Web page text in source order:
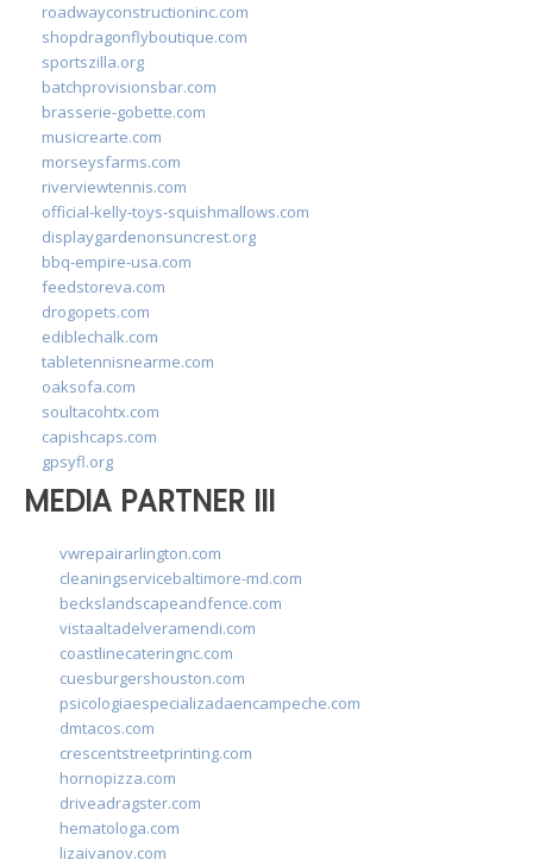
roadwayconstructioninc.com
shopdragonflyboutique.com
sportszilla.org
batchprovisionsbar.com
brasserie-gobette.com
musicrearte.com
morseysfarms.com
riverviewtennis.com
official-kelly-toys-squishmallows.com
displaygardenonsuncrest.org
bbq-empire-usa.com
feedstoreva.com
drogopets.com
ediblechalk.com
tabletennisnearme.com
oaksofa.com
soultacohtx.com
capishcaps.com
gpsyfl.org
MEDIA PARTNER III
vwrepairarlington.com
cleaningservicebaltimore-md.com
beckslandscapeandfence.com
vistaaltadelveramendi.com
coastlinecateringnc.com
cuesburgershouston.com
psicologiaespecializadaencampeche.com
dmtacos.com
crescentstreetprinting.com
hornopizza.com
driveadragster.com
hematologa.com
lizaivanov.com